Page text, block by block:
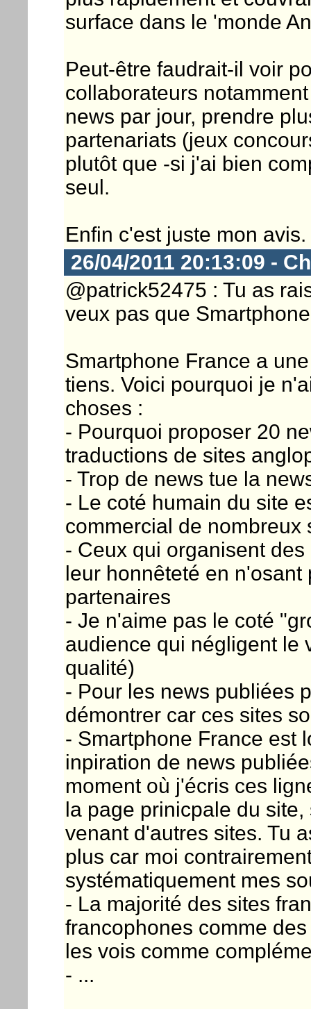
surface dans le 'monde
Peut-être faudrait-il voir
collaborateurs
news par jour, prendre
partenariats (jeux
plutôt que -si j'ai bien
seul.
Enfin c'est juste mon avis.
26/04/2011 20:13:09 -
@patrick52475 : Tu as
veux pas que
Smartphone France a
tiens. Voici pourquoi je
choses :
- Pourquoi proposer 20
traductions de sites
- Trop de news tue la
- Le coté humain du site
commercial de nombreux
- Ceux qui organisent
leur honnêteté en
partenaires
- Je n'aime pas le coté
audience qui négligent le
qualité)
- Pour les news publiées
démontrer car ces sites
- Smartphone France est
inpiration de news
moment où j'écris ces
la page prinicpale du
venant d'autres sites. Tu
plus car moi
systématiquement mes
- La majorité des sites
francophones comme
les vois comme
- ...